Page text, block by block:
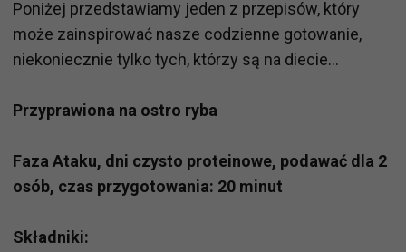
Poniżej przedstawiamy jeden z przepisów, który
może zainspirować nasze codzienne gotowanie,
niekoniecznie tylko tych, którzy są na diecie…
Przyprawiona na ostro ryba
Faza Ataku, dni czysto proteinowe, podawać dla 2
osób, czas przygotowania: 20 minut
Składniki: